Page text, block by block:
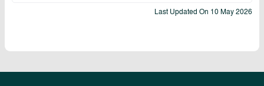
Last Updated On 10 May 2026